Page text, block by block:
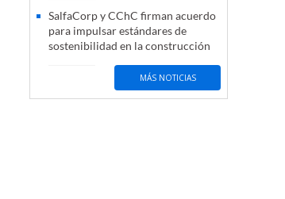
SalfaCorp y CChC firman acuerdo
para impulsar estándares de
sostenibilidad en la construcción
MÁS NOTICIAS